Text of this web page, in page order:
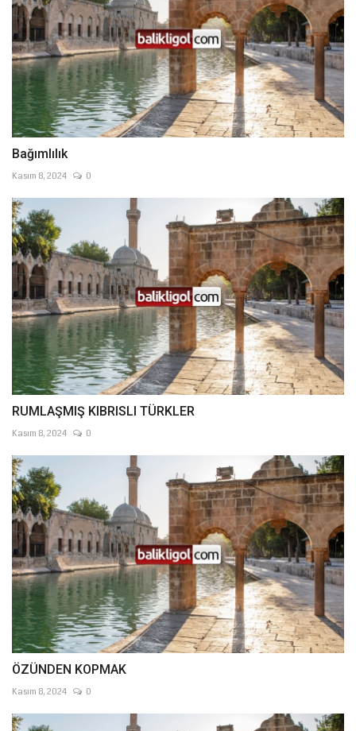
Bağımlılık
Kasım 8, 2024 0
RUMLAŞMIŞ KIBRISLI TÜRKLER
Kasım 8, 2024 0
ÖZÜNDEN KOPMAK
Kasım 8, 2024 0